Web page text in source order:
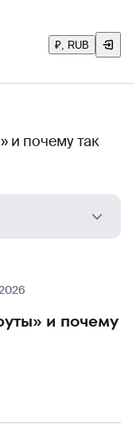
₽, RUB
и почему так
и почему